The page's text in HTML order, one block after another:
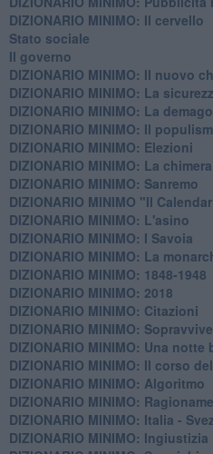
DIZIONARIO MINIMO: Il cervello
Stato sociale
Il governo
DIZIONARIO MINIMO: Il nuovo
DIZIONARIO MINIMO: La
DIZIONARIO MINIMO: La
DIZIONARIO MINIMO: Il
DIZIONARIO MINIMO: Elezioni
DIZIONARIO MINIMO: La chimera
DIZIONARIO MINIMO: Sanremo
DIZIONARIO MINIMO "Il
DIZIONARIO MINIMO: L'asino
DIZIONARIO MINIMO: I Savoia
DIZIONARIO MINIMO: La
DIZIONARIO MINIMO: 1848-1948
DIZIONARIO MINIMO: 2018
DIZIONARIO MINIMO: Citazioni
DIZIONARIO MINIMO:
DIZIONARIO MINIMO: ​Una
DIZIONARIO MINIMO: Il corso
DIZIONARIO MINIMO: Algoritmo
DIZIONARIO MINIMO:
DIZIONARIO MINIMO: Italia -
DIZIONARIO MINIMO: ​Ingiustizia